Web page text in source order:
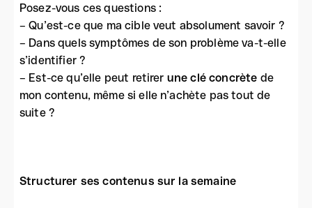
Posez-vous ces questions :
– Qu’est-ce que ma cible veut absolument savoir ?
– Dans quels symptômes de son problème va-t-elle
s’identifier ?
– Est-ce qu’elle peut retirer une clé concrète de
mon contenu, même si elle n’achète pas tout de
suite ?
Structurer ses contenus sur la semaine